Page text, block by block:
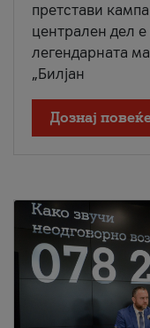
претстави
централен дел е
легендарната
„Билјан
Дознај